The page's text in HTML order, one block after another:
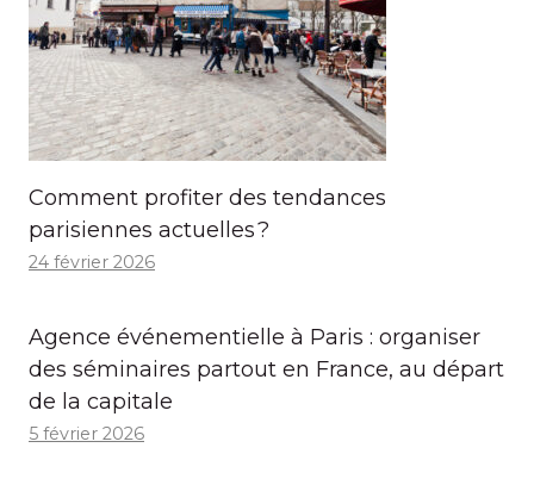
Comment profiter des tendances
parisiennes actuelles ?
24 février 2026
Agence événementielle à Paris : organiser
des séminaires partout en France, au départ
de la capitale
5 février 2026